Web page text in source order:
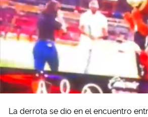
La derrota se dio en el encuentro